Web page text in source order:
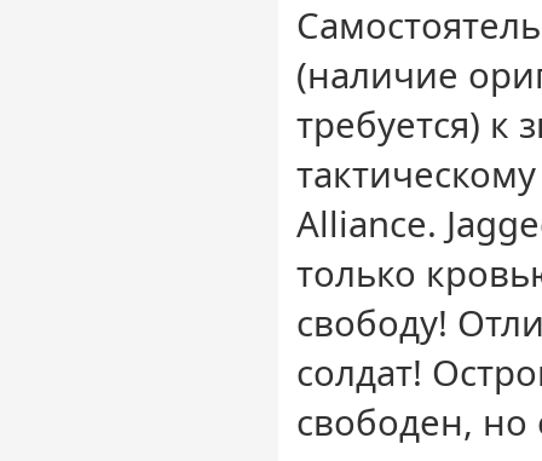
(наличие
требуется) к
Alliance.
только
свободу!
солдат!
свободен, но